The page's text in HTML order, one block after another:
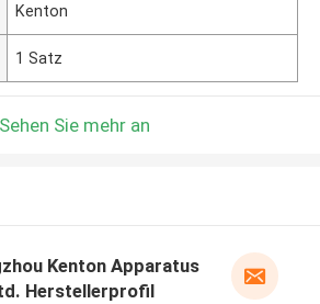
Kenton
1 Satz
Sehen Sie mehr an
Kenton Apparatus
Herstellerprofil